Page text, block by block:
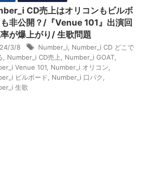
CD売上はオリコンもビルボ
非公開？/『Venue 101』出演回
が爆上がり/ 生歌問題
3/8 Number_i
Number_i CD どこで
Number_i CD売上 Number_i GOAT
Venue 101 Number_i オリコン
ビルボード
Number_i 口パク
生歌